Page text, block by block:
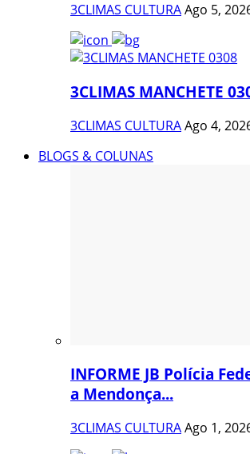
3CLIMAS CULTURAAgo 5,
3CLIMAS MANCHETE
3CLIMAS CULTURAAgo 4,
BLOGS & COLUNAS
INFORME JB Polícia
a Mendonça...
3CLIMAS CULTURAAgo 1,